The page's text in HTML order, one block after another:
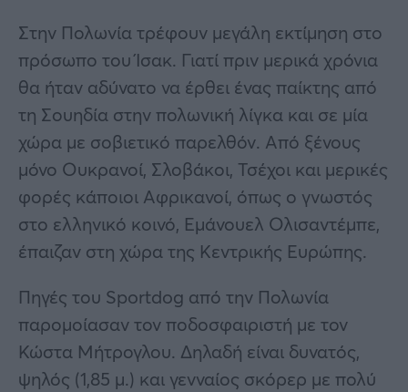
Στην Πολωνία τρέφουν μεγάλη εκτίμηση στο
πρόσωπο του Ίσακ. Γιατί πριν μερικά χρόνια
θα ήταν αδύνατο να έρθει ένας παίκτης από
τη Σουηδία στην πολωνική λίγκα και σε μία
χώρα με σοβιετικό παρελθόν. Από ξένους
μόνο Ουκρανοί, Σλοβάκοι, Τσέχοι και μερικές
φορές κάποιοι Αφρικανοί, όπως ο γνωστός
στο ελληνικό κοινό, Εμάνουελ Ολισαντέμπε,
έπαιζαν στη χώρα της Κεντρικής Ευρώπης.
Πηγές του Sportdog από την Πολωνία
παρομοίασαν τον ποδοσφαιριστή με τον
Κώστα Μήτρογλου. Δηλαδή είναι δυνατός,
ψηλός (1,85 μ.) και γενναίος σκόρερ με πολύ